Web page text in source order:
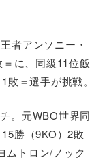
者アンソニー・
に、同級11位飯
＝選手が挑戦。
。元WBO世界同
勝（9KO）2敗
ムトロン/ノック